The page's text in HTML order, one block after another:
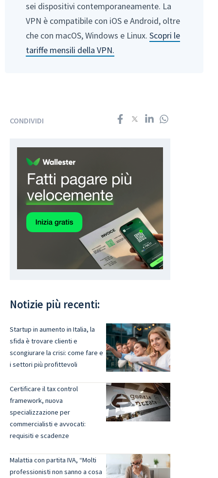
sei dispositivi contemporaneamente. La
VPN è compatibile con iOS e Android, oltre
che con macOS, Windows e Linux. Scopri le
tariffe mensili della VPN.
CONDIVIDI
Notizie più recenti:
Startup in aumento in Italia, la
sfida è trovare clienti e
scongiurare la crisi: come fare e
i settori più profittevoli
Certificare il tax control
framework, nuova
specializzazione per
commercialisti e avvocati:
requisiti e scadenze
Malattia con partita IVA, “Molti
professionisti non sanno a cosa